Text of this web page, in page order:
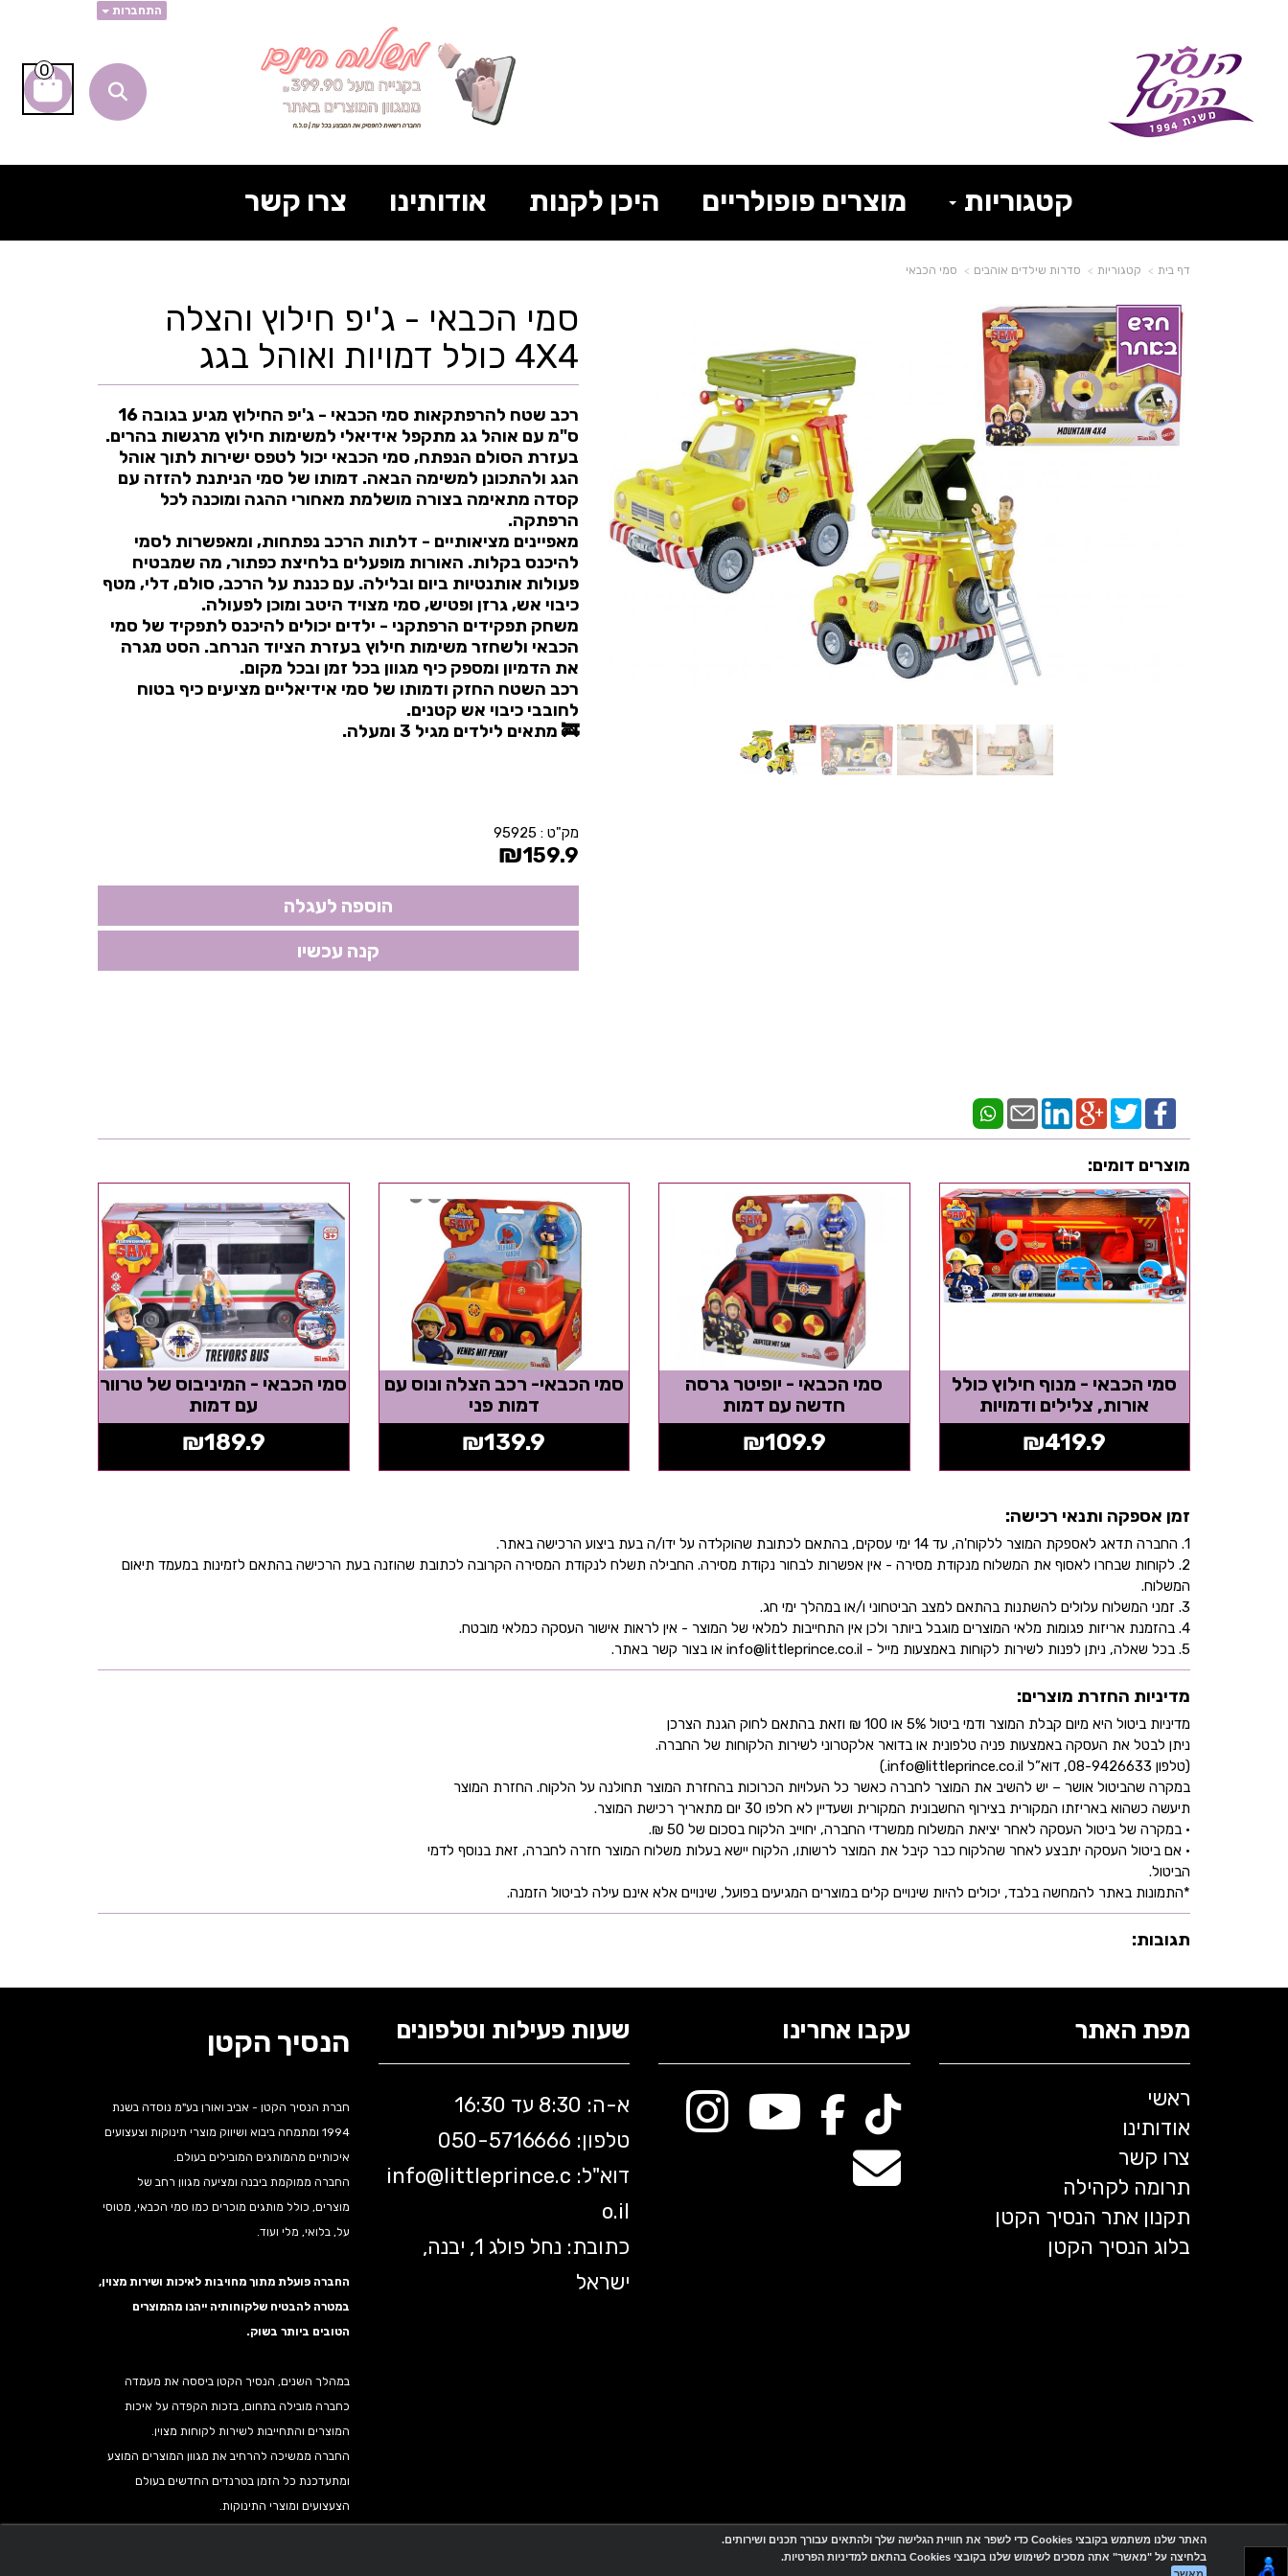
התחברות
0
קטגוריות מוצרים פופולריים היכן לקנות אודותינו צרו קשר
דף בית קטגוריות סדרות שילדים אוהבים סמי הכבאי
סמי הכבאי - ג'יפ חילוץ והצלה
4X4 כולל דמויות ואוהל בגג
רכב שטח להרפתקאות סמי הכבאי - ג'יפ החילוץ מגיע בגובה 16
ס"מ עם אוהל גג מתקפל אידיאלי למשימות חילוץ מרגשות בהרים.
בעזרת הסולם הנפתח, סמי הכבאי יכול לטפס ישירות לתוך אוהל
הגג ולהתכונן למשימה הבאה. דמותו של סמי הניתנת להזזה עם
קסדה מתאימה בצורה מושלמת מאחורי ההגה ומוכנה לכל
הרפתקה.
מאפיינים מציאותיים - דלתות הרכב נפתחות, ומאפשרות לסמי
להיכנס בקלות. האורות מופעלים בלחיצת כפתור, מה שמבטיח
פעולות אותנטיות ביום ובלילה. עם כננת על הרכב, סולם, דלי, מטף
כיבוי אש, גרזן ופטיש, סמי מצויד היטב ומוכן לפעולה.
משחק תפקידים הרפתקני - ילדים יכולים להיכנס לתפקיד של סמי
הכבאי ולשחזר משימות חילוץ בעזרת הציוד הנרחב. הסט מגרה
את הדמיון ומספק כיף מגוון בכל זמן ובכל מקום.
רכב השטח החזק ודמותו של סמי אידיאליים מציעים כיף בטוח
לחובבי כיבוי אש קטנים.
🚒 מתאים לילדים מגיל 3 ומעלה.
מק"ט :95925
₪159.9
מוצרים דומים:
סמי הכבאי - מנוף חילוץ כולל
אורות, צלילים ודמויות
₪419.9
סמי הכבאי - יופיטר גרסה
חדשה עם דמות
₪109.9
סמי הכבאי- רכב הצלה ונוס עם
דמות פני
₪139.9
סמי הכבאי - המיניבוס של טרוור
עם דמות
₪189.9
זמן אספקה ותנאי רכישה:
1. החברה תדאג לאספקת המוצר ללקוח'ה, עד 14 ימי עסקים, בהתאם לכתובת שהוקלדה על ידו/ה בעת ביצוע הרכישה באתר.
2. לקוחות שבחרו לאסוף את המשלוח מנקודת מסירה - אין אפשרות לבחור נקודת מסירה. החבילה תשלח לנקודת המסירה הקרובה לכתובת שהוזנה בעת הרכישה בהתאם לזמינות במעמד תיאום
המשלוח.
3. זמני המשלוח עלולים להשתנות בהתאם למצב הביטחוני ו/או במהלך ימי חג.
4. בהזמנת אריזות פגומות מלאי המוצרים מוגבל ביותר ולכן אין התחייבות למלאי של המוצר - אין לראות אישור העסקה כמלאי מובטח.
5. בכל שאלה, ניתן לפנות לשירות לקוחות באמצעות מייל - info@littleprince.co.il או בצור קשר באתר.
מדיניות החזרת מוצרים:
מדיניות ביטול היא מיום קבלת המוצר ודמי ביטול 5% או 100 ₪ וזאת בהתאם לחוק הגנת הצרכן
ניתן לבטל את העסקה באמצעות פניה טלפונית או בדואר אלקטרוני לשירות הלקוחות של החברה.
(טלפון 08-9426633, דוא”ל info@littleprince.co.il.)
במקרה שהביטול אושר – יש להשיב את המוצר לחברה כאשר כל העלויות הכרוכות בהחזרת המוצר תחולנה על הלקוח. החזרת המוצר
תיעשה כשהוא באריזתו המקורית בצירוף החשבונית המקורית ושעדיין לא חלפו 30 יום מתאריך רכישת המוצר.
• במקרה של ביטול העסקה לאחר יציאת המשלוח ממשרדי החברה, יחוייב הלקוח בסכום של 50 ₪.
• אם ביטול העסקה יתבצע לאחר שהלקוח כבר קיבל את המוצר לרשותו, הלקוח יישא בעלות משלוח המוצר חזרה לחברה, זאת בנוסף לדמי
הביטול.
*התמונות באתר להמחשה בלבד, יכולים להיות שינויים קלים במוצרים המגיעים בפועל, שינויים אלא אינם עילה לביטול הזמנה.
תגובות:
מפת האתר
ראשי
אודותינו
צרו קשר
תרומה לקהילה
תקנון אתר הנסיך הקטן
בלוג הנסיך הקטן
עקבו אחרינו שעות פעילות וטלפונים
א-ה: 8:30 עד 16:30
טלפון: 050-5 716666
דוא"ל:
info@littleprince.c
o.il
כתובת: נחל פולג 1, יבנה,
ישראל
הנסיך הקטן
חברת הנסיך הקטן - אביב ואורן בע"מ נוסדה בשנת
1994 ומתמחה ביבוא ושיווק מוצרי תינוקות וצעצועים
איכותיים מהמותגים המובילים בעולם.
החברה ממוקמת ביבנה ומציעה מגוון רחב של
מוצרים, כולל מותגים מוכרים כמו סמי הכבאי, מטוסי
על, בלואי, מלי ועוד.
החברה פועלת מתוך מחויבות לאיכות ושירות מצוין,
במטרה להבטיח שלקוחותיה ייהנו מהמוצרים
הטובים ביותר בשוק.
במהלך השנים, הנסיך הקטן ביססה את מעמדה
כחברה מובילה בתחום, בזכות הקפדה על איכות
המוצרים והתחייבות לשירות לקוחות מצוין.
החברה ממשיכה להרחיב את מגוון המוצרים המוצע
ומתעדכנת כל הזמן בטרנדים החדשים בעולם
הצעצועים ומוצרי התינוקות.
האתר שלנו משתמש בקובצי Cookies כדי לשפר את חוויית הגלישה שלך ולהתאים עבורך תכנים ושירותים.
בלחיצה על "מאשר" אתה מסכים לשימוש שלנו בקובצי Cookies בהתאם למדיניות הפרטיות.